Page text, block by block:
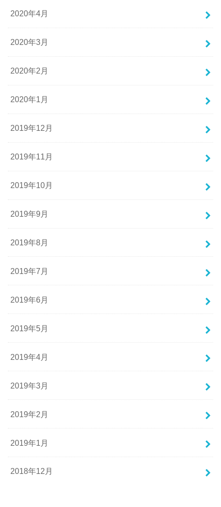
2020年4月
2020年3月
2020年2月
2020年1月
2019年12月
2019年11月
2019年10月
2019年9月
2019年8月
2019年7月
2019年6月
2019年5月
2019年4月
2019年3月
2019年2月
2019年1月
2018年12月